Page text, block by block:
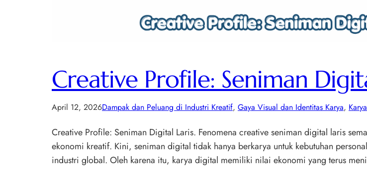
Creative Profile: Seniman
April 12, 2026Dampak dan Peluang di Industri Kreatif, Gaya Visual dan Identitas Karya,
Creative Profile: Seniman Digital Laris. Fenomena creative seniman digital laris
ekonomi kreatif. Kini, seniman digital tidak hanya berkarya untuk kebutuhan
industri global. Oleh karena itu, karya digital memiliki nilai ekonomi yang terus